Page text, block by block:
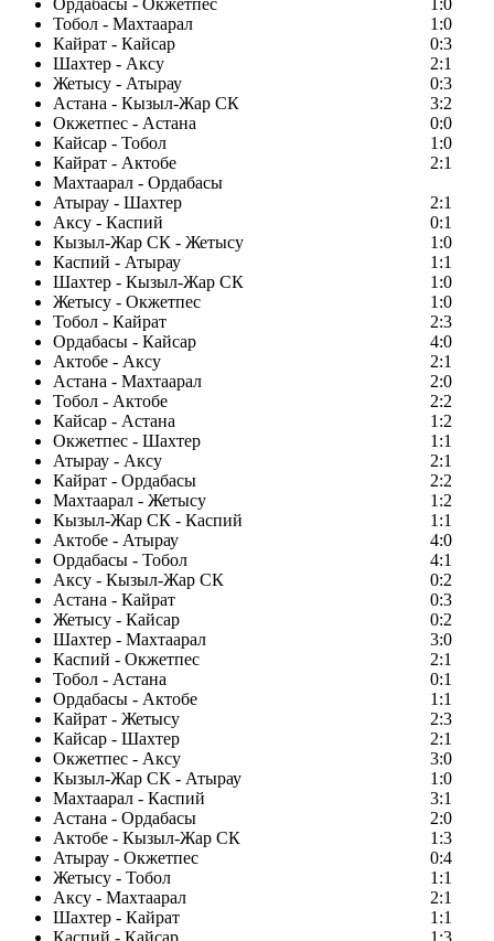
Ордабасы - Окжетпес
1:0
Тобол - Махтаарал
1:0
Кайрат - Кайсар
0:3
Шахтер - Аксу
2:1
Жетысу - Атырау
0:3
Астана - Кызыл-Жар СК
3:2
Окжетпес - Астана
0:0
Кайсар - Тобол
1:0
Кайрат - Актобе
2:1
Махтаарал - Ордабасы
Атырау - Шахтер
2:1
Аксу - Каспий
0:1
Кызыл-Жар СК - Жетысу
1:0
Каспий - Атырау
1:1
Шахтер - Кызыл-Жар СК
1:0
Жетысу - Окжетпес
1:0
Тобол - Кайрат
2:3
Ордабасы - Кайсар
4:0
Актобе - Аксу
2:1
Астана - Махтаарал
2:0
Тобол - Актобе
2:2
Кайсар - Астана
1:2
Окжетпес - Шахтер
1:1
Атырау - Аксу
2:1
Кайрат - Ордабасы
2:2
Махтаарал - Жетысу
1:2
Кызыл-Жар СК - Каспий
1:1
Актобе - Атырау
4:0
Ордабасы - Тобол
4:1
Аксу - Кызыл-Жар СК
0:2
Астана - Кайрат
0:3
Жетысу - Кайсар
0:2
Шахтер - Махтаарал
3:0
Каспий - Окжетпес
2:1
Тобол - Астана
0:1
Ордабасы - Актобе
1:1
Кайрат - Жетысу
2:3
Кайсар - Шахтер
2:1
Окжетпес - Аксу
3:0
Кызыл-Жар СК - Атырау
1:0
Махтаарал - Каспий
3:1
Астана - Ордабасы
2:0
Актобе - Кызыл-Жар СК
1:3
Атырау - Окжетпес
0:4
Жетысу - Тобол
1:1
Аксу - Махтаарал
2:1
Шахтер - Кайрат
1:1